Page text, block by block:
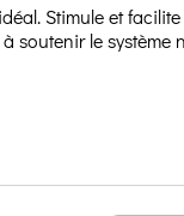
Stimule et
soutenir le système